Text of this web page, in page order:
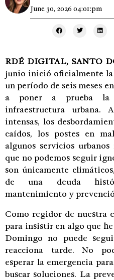
June 30, 2026 04:01:pm
RDÉ DIGITAL, SANTO
junio inició oficialmente la
un período de seis meses
a poner a prueba la
infraestructura urbana.
intensas, los
caídos, los postes en
algunos servicios
que no podemos seguir
son únicamente
de una deuda
mantenimiento y
Como regidor de nuestra
para insistir en algo que
Domingo no puede
reacciona tarde. No
esperar la emergencia
buscar soluciones. La